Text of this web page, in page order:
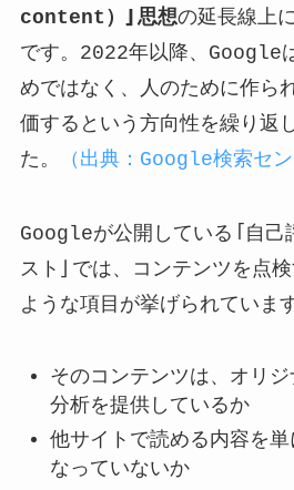
content）」思想の延長線上
です。2022年以降、Google
めではなく、人のために作ら
価するという方向性を繰り返
た。
（出典：Google検索セン
Googleが公開している「自己
スト」では、コンテンツを点
ような項目が挙げられています
そのコンテンツは、オリジ
分析を提供しているか
他サイトで読める内容を
なっていないか